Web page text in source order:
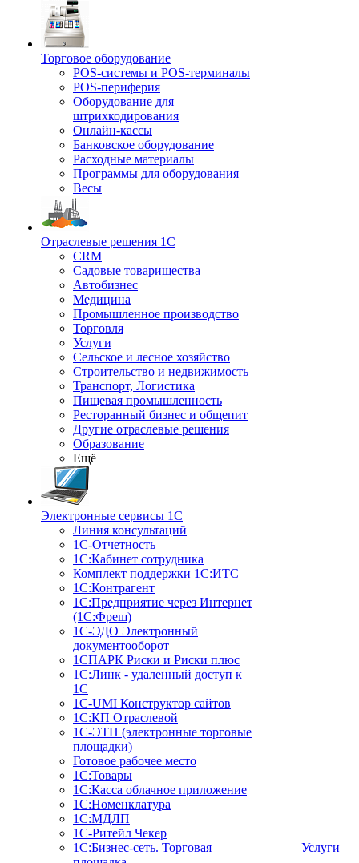
Торговое оборудование
POS-системы и POS-терминалы
POS-периферия
Оборудование для
штрихкодирования
Онлайн-кассы
Банковское оборудование
Расходные материалы
Программы для оборудования
Весы
Отраслевые решения 1С
CRM
Садовые товарищества
Автобизнес
Медицина
Промышленное производство
Торговля
Услуги
Сельское и лесное хозяйство
Строительство и недвижимость
Транспорт, Логистика
Пищевая промышленность
Ресторанный бизнес и общепит
Другие отраслевые решения
Образование
Ещё
Электронные сервисы 1С
Линия консультаций
1С-Отчетность
1С:Кабинет сотрудника
Комплект поддержки 1С:ИТС
1С:Контрагент
1С:Предприятие через Интернет
(1С:Фреш)
1С-ЭДО Электронный
документооборот
1СПАРК Риски и Риски плюс
1С:Линк - удаленный доступ к
1С
1С-UMI Конструктор сайтов
1С:КП Отраслевой
1С-ЭТП (электронные торговые
площадки)
Готовое рабочее место
1С:Товары
1С:Касса облачное приложение
1С:Номенклатура
1С:МДЛП
1C-Ритейл Чекер
1C:Бизнес-сеть. Торговая
Услуги